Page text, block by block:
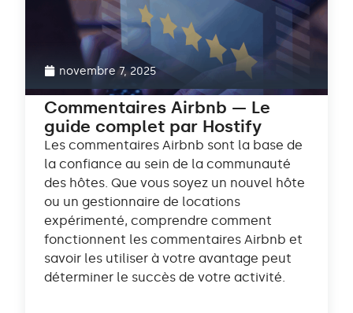
novembre 7, 2025
Commentaires Airbnb — Le
guide complet par Hostify
Les commentaires Airbnb sont la base de
la confiance au sein de la communauté
des hôtes. Que vous soyez un nouvel hôte
ou un gestionnaire de locations
expérimenté, comprendre comment
fonctionnent les commentaires Airbnb et
savoir les utiliser à votre avantage peut
déterminer le succès de votre activité.